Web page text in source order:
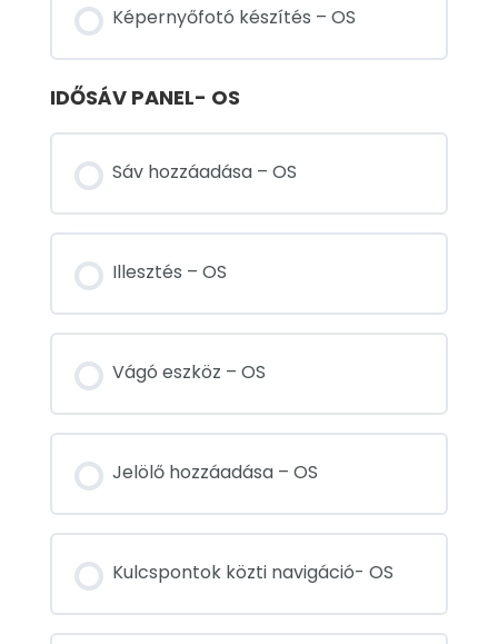
Képernyőfotó készítés – OS
IDŐSÁV PANEL- OS
Sáv hozzáadása – OS
Illesztés – OS
Vágó eszköz – OS
Jelölő hozzáadása – OS
Kulcspontok közti navigáció- OS